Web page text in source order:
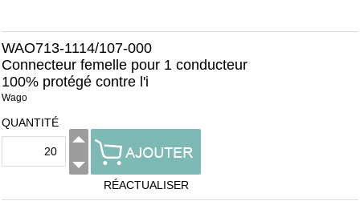
WAO713-1114/107-000
Connecteur femelle pour 1 conducteur
100% protégé contre l'i
Wago
QUANTITÉ
RÉACTUALISER